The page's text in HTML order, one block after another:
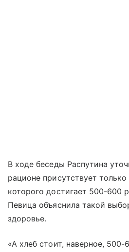
В ходе беседы Распутина
рационе присутствует
которого достигает 500-600
Певица объяснила такой
здоровье.
«А хлеб стоит, наверное, 500-